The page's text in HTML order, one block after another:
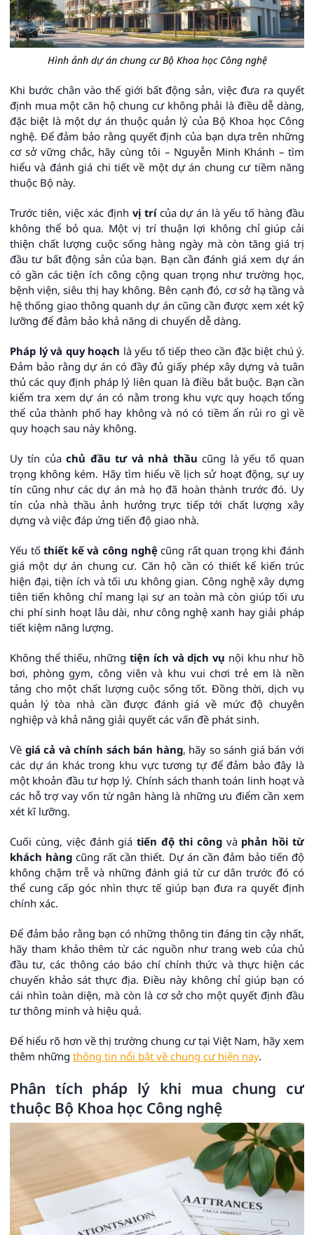
Hình ảnh dự án chung cư Bộ Khoa học Công nghệ
Khi bước chân vào thế giới bất động sản, việc đưa ra quyết
định mua một căn hộ chung cư không phải là điều dễ dàng,
đặc biệt là một dự án thuộc quản lý của Bộ Khoa học Công
nghệ. Để đảm bảo rằng quyết định của bạn dựa trên những
cơ sở vững chắc, hãy cùng tôi – Nguyễn Minh Khánh – tìm
hiểu và đánh giá chi tiết về một dự án chung cư tiềm năng
thuộc Bộ này.
Trước tiên, việc xác định vị trícủa dự án là yếu tố hàng đầu
không thể bỏ qua. Một vị trí thuận lợi không chỉ giúp cải
thiện chất lượng cuộc sống hàng ngày mà còn tăng giá trị
đầu tư bất động sản của bạn. Bạn cần đánh giá xem dự án
có gần các tiện ích công cộng quan trọng như trường học,
bệnh viện, siêu thị hay không. Bên cạnh đó, cơ sở hạ tầng và
hệ thống giao thông quanh dự án cũng cần được xem xét kỹ
lưỡng để đảm bảo khả năng di chuyển dễ dàng.
Pháp lý và quy hoạch là yếu tố tiếp theo cần đặc biệt chú ý.
Đảm bảo rằng dự án có đầy đủ giấy phép xây dựng và tuân
thủ các quy định pháp lý liên quan là điều bắt buộc. Bạn cần
kiểm tra xem dự án có nằm trong khu vực quy hoạch tổng
thể của thành phố hay không và nó có tiềm ẩn rủi ro gì về
quy hoạch sau này không.
Uy tín củachủ đầu tư và nhà thầu cũng là yếu tố quan
trọng không kém. Hãy tìm hiểu về lịch sử hoạt động, sự uy
tín cũng như các dự án mà họ đã hoàn thành trước đó. Uy
tín của nhà thầu ảnh hưởng trực tiếp tới chất lượng xây
dựng và việc đáp ứng tiến độ giao nhà.
Yếu tốthiết kế và công nghệcũng rất quan trọng khi đánh
giá một dự án chung cư. Căn hộ cần có thiết kế kiến trúc
hiện đại, tiện ích và tối ưu không gian. Công nghệ xây dựng
tiên tiến không chỉ mang lại sự an toàn mà còn giúp tối ưu
chi phí sinh hoạt lâu dài, như công nghệ xanh hay giải pháp
tiết kiệm năng lượng.
Không thể thiếu, những tiện ích và dịch vụ nội khu như hồ
bơi, phòng gym, công viên và khu vui chơi trẻ em là nền
tảng cho một chất lượng cuộc sống tốt. Đồng thời, dịch vụ
quản lý tòa nhà cần được đánh giá về mức độ chuyên
nghiệp và khả năng giải quyết các vấn đề phát sinh.
Về giá cả và chính sách bán hàng, hãy so sánh giá bán với
các dự án khác trong khu vực tương tự để đảm bảo đây là
một khoản đầu tư hợp lý. Chính sách thanh toán linh hoạt và
các hỗ trợ vay vốn từ ngân hàng là những ưu điểm cần xem
xét kĩ lưỡng.
Cuối cùng, việc đánh giátiến độ thi côngvà phản hồi từ
khách hàng cũng rất cần thiết. Dự án cần đảm bảo tiến độ
không chậm trễ và những đánh giá từ cư dân trước đó có
thể cung cấp góc nhìn thực tế giúp bạn đưa ra quyết định
chính xác.
Để đảm bảo rằng bạn có những thông tin đáng tin cậy nhất,
hãy tham khảo thêm từ các nguồn như trang web của chủ
đầu tư, các thông cáo báo chí chính thức và thực hiện các
chuyến khảo sát thực địa. Điều này không chỉ giúp bạn có
cái nhìn toàn diện, mà còn là cơ sở cho một quyết định đầu
tư thông minh và hiệu quả.
Để hiểu rõ hơn về thị trường chung cư tại Việt Nam, hãy xem
thêm những thông tin nổi bật về chung cư hiện nay.
Phân tích pháp lý khi mua chung cư
thuộc Bộ Khoa học Công nghệ